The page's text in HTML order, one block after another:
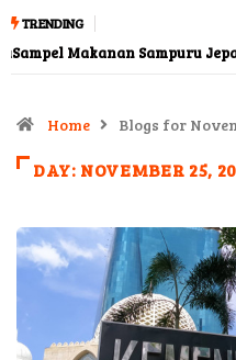
TRENDING Sampel